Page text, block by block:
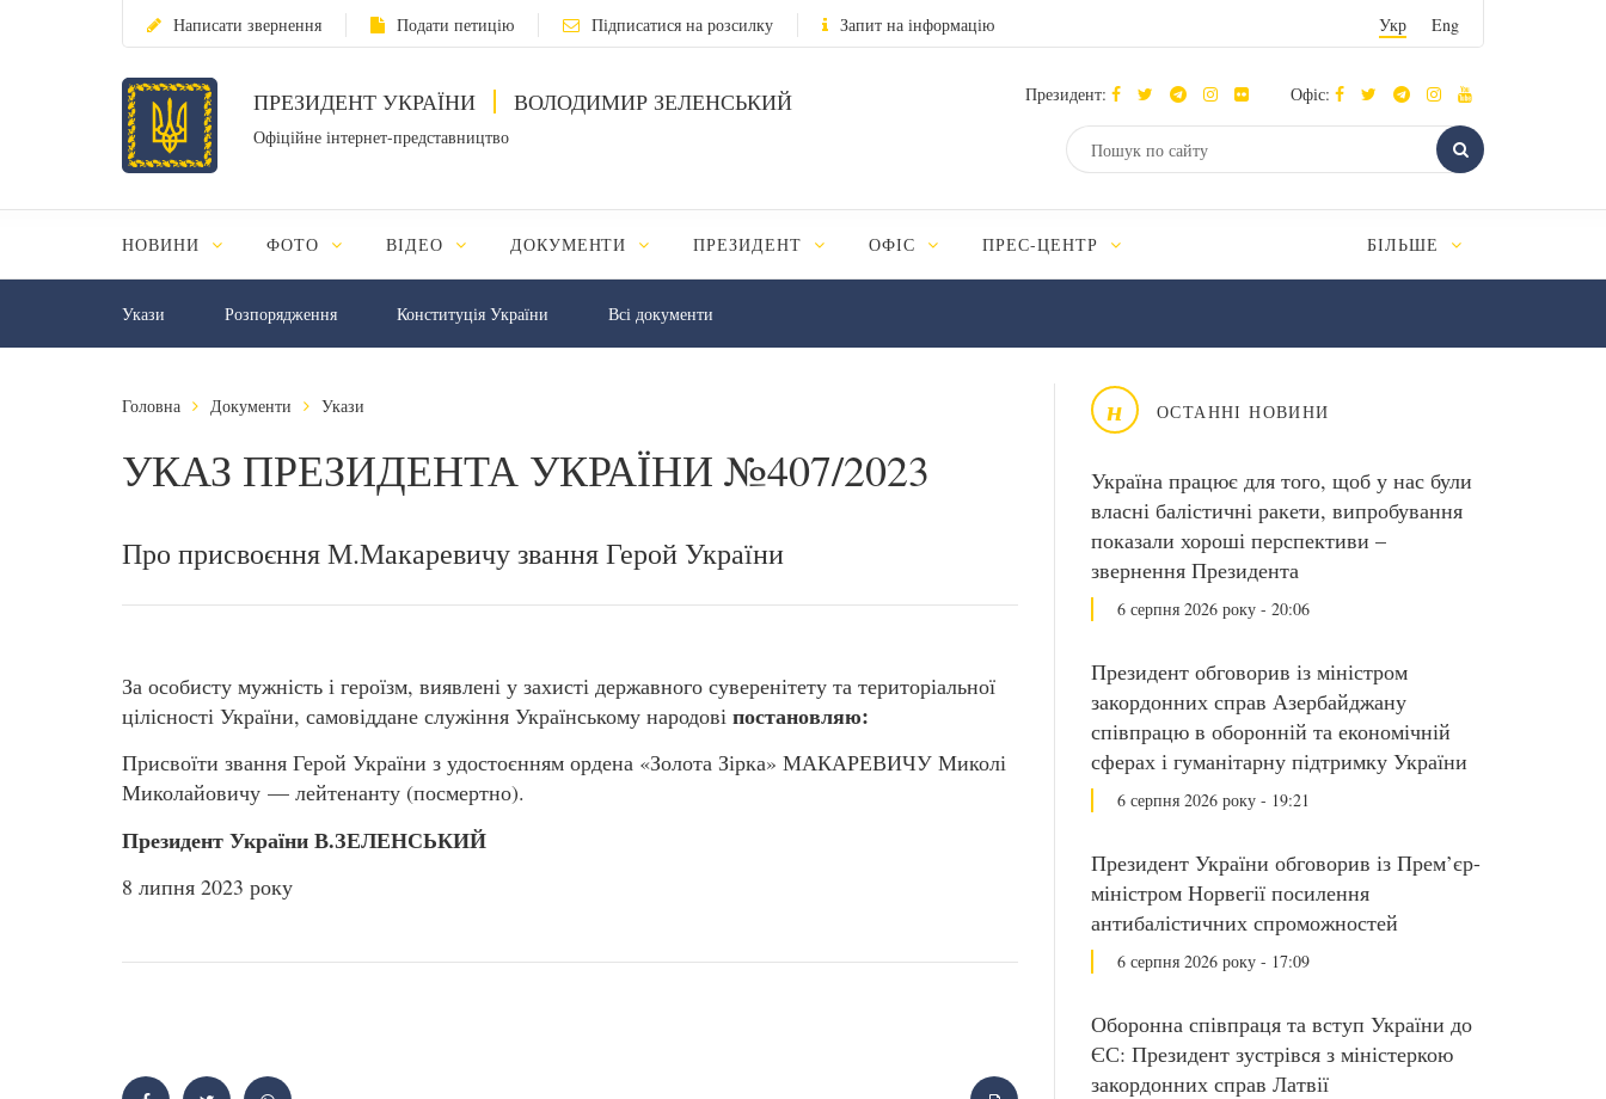
Написати звернення Подати петицію Підписатися на розсилку Запит на інформацію Укр Eng
ПРЕЗИДЕНТ УКРАЇНИ ВОЛОДИМИР ЗЕЛЕНСЬКИЙ
Офіційне інтернет-представництво
Президент: Офіс:
НОВИНИ ФОТО ВІДЕО ДОКУМЕНТИ ПРЕЗИДЕНТ ОФІС ПРЕС-ЦЕНТР БІЛЬШЕ
Укази Розпорядження Конституція України Всі документи
н ОСТАННІ НОВИНИ
Україна працює для того, щоб у нас були
власні балістичні ракети, випробування
показали хороші перспективи –
звернення Президента
6 серпня 2026 року - 20:06
Президент обговорив із міністром
закордонних справ Азербайджану
співпрацю в оборонній та економічній
сферах і гуманітарну підтримку України
6 серпня 2026 року - 19:21
Президент України обговорив із Прем’єр-
міністром Норвегії посилення
антибалістичних спроможностей
6 серпня 2026 року - 17:09
Оборонна співпраця та вступ України до
ЄС: Президент зустрівся з міністеркою
закордонних справ Латвії
Головна Документи Укази
УКАЗ ПРЕЗИДЕНТА УКРАЇНИ №407/2023
Про присвоєння М.Макаревичу звання Герой України
За особисту мужність і героїзм, виявлені у захисті державного суверенітету та територіальної
цілісності України, самовіддане служіння Українському народові постановляю:
Присвоїти звання Герой України з удостоєнням ордена «Золота Зірка» МАКАРЕВИЧУ Миколі
Миколайовичу — лейтенанту (посмертно).
Президент України В.ЗЕЛЕНСЬКИЙ
8 липня 2023 року